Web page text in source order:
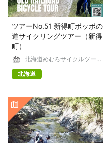
ツアーNo.51 新得町ポッポの
道サイクリングツアー（新得
町）
北海道めむろサイクルツーリ
北海道